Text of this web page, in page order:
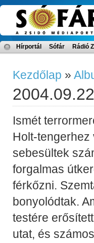
Hírportál Sófár Rádió
Kezdőlap »
Ismét
Holt-tengerhez
sebesültek
forgalmas
férkőzni.
bonyolódtak.
testére
utat, és